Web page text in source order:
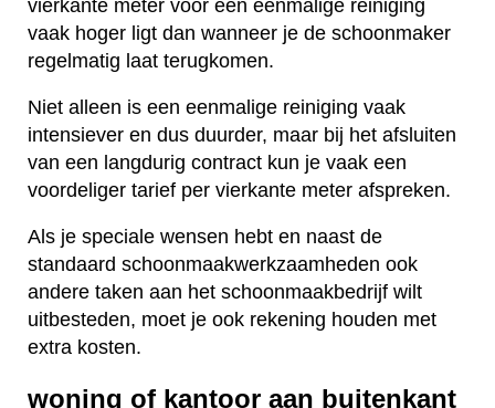
vierkante meter voor een eenmalige reiniging
vaak hoger ligt dan wanneer je de schoonmaker
regelmatig laat terugkomen.
Niet alleen is een eenmalige reiniging vaak
intensiever en dus duurder, maar bij het afsluiten
van een langdurig contract kun je vaak een
voordeliger tarief per vierkante meter afspreken.
Als je speciale wensen hebt en naast de
standaard schoonmaakwerkzaamheden ook
andere taken aan het schoonmaakbedrijf wilt
uitbesteden, moet je ook rekening houden met
extra kosten.
woning of kantoor aan buitenkant